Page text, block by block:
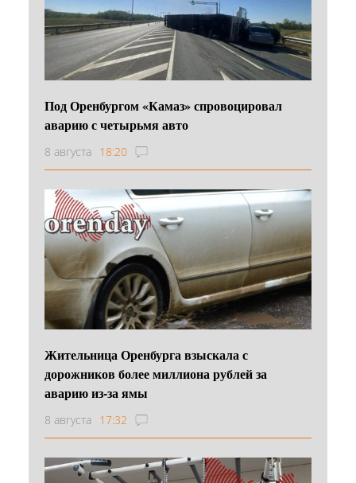
Под Оренбургом «Камаз» спровоцировал
аварию с четырьмя авто
8 августа 18:20
Жительница Оренбурга взыскала с
дорожников более миллиона рублей за
аварию из-за ямы
8 августа 17:32